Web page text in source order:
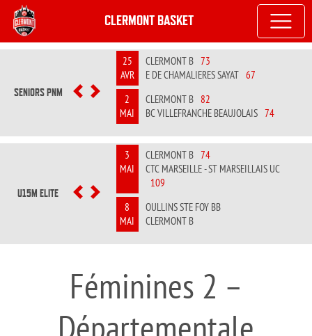
CLERMONT BASKET
SENIORS PNM PREVIOUS
NEXT
25
AVR
CLERMONT B 73
E DE CHAMALIERES SAYAT 67
2
MAI
CLERMONT B 82
BC VILLEFRANCHE BEAUJOLAIS 74
U15M ELITE PREVIOUS
NEXT
3
MAI
CLERMONT B 74
CTC MARSEILLE - ST MARSEILLAIS UC
109
8
MAI
OULLINS STE FOY BB
CLERMONT B
Féminines 2 –
Départementale